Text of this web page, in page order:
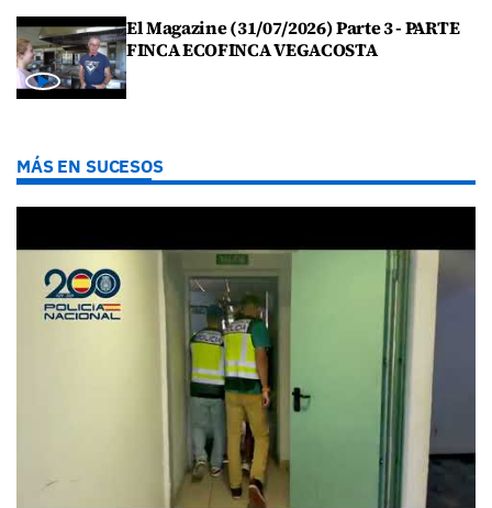
El Magazine (31/07/2026) Parte 3 - PARTE
FINCA ECOFINCA VEGACOSTA
MÁS EN SUCESOS